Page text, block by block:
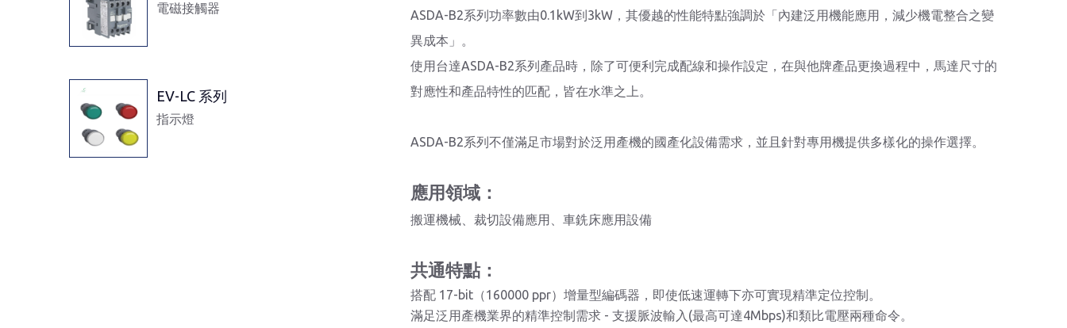
電磁接觸器
EV-LC 系列
指示燈
ASDA-B2系列功率數由0.1kW到3kW，其優越的性能特點強調於「內建泛用機能應用，減少機電整合之變
異成本」。
使用台達ASDA-B2系列產品時，除了可便利完成配線和操作設定，在與他牌產品更換過程中，馬達尺寸的
對應性和產品特性的匹配，皆在水準之上。
ASDA-B2系列不僅滿足市場對於泛用產機的國產化設備需求，並且針對專用機提供多樣化的操作選擇。
應用領域：
搬運機械、裁切設備應用、車銑床應用設備
共通特點：
搭配 17-bit（160000 ppr）增量型編碼器，即使低速運轉下亦可實現精準定位控制。
滿足泛用產機業界的精準控制需求 - 支援脈波輸入(最高可達4Mbps)和類比電壓兩種命令。